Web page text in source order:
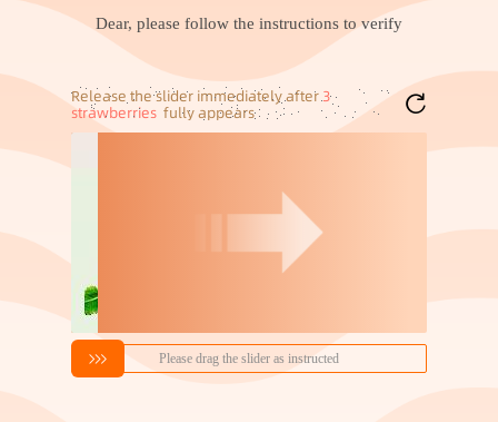
暂未找到兴趣商品，可以试试搜索喜欢的商品
搜索喜欢的商品